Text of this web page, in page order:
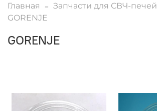
Главная Запчасти для СВЧ-печей
GORENJE
GORENJE